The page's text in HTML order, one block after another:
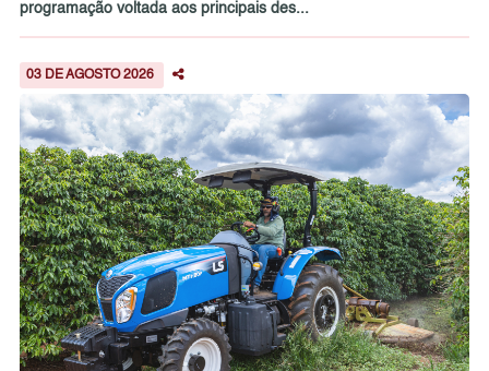
programação voltada aos principais des...
03 DE AGOSTO 2026